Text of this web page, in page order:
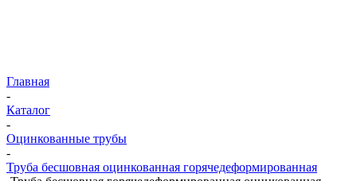
Главная
-
Каталог
-
Оцинкованные трубы
-
Труба бесшовная оцинкованная горячедеформированная